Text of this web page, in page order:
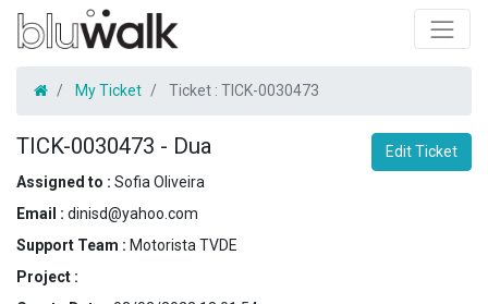
My Ticket Ticket : TICK-0030473
TICK-0030473 - Dua
Edit Ticket
Assigned to : Sofia Oliveira
Email : dinisd@yahoo.com
Support Team : Motorista TVDE
Project :